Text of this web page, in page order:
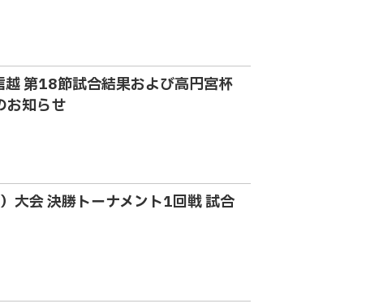
第18節試合結果および高円宮杯
お知らせ
大会 決勝トーナメント1回戦 試合